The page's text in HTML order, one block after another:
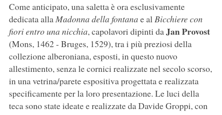
Come anticipato, una saletta è ora esclusivamente
dedicata allaMadonna della fontana e alBicchiere con
fiori entro una nicchia, capolavori dipinti daJan Provost
(Mons, 1462 - Bruges, 1529), tra i più preziosi della
collezione alberoniana, esposti, in questo nuovo
allestimento, senza le cornici realizzate nel secolo scorso,
in una vetrina/parete espositiva progettata e realizzata
specificamente per la loro presentazione. Le luci della
teca sono state ideate e realizzate da Davide Groppi, con